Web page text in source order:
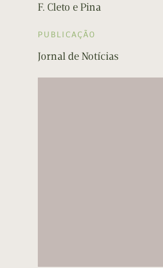
F. Cleto e Pina
PUBLICAÇÃO
Jornal de Notícias